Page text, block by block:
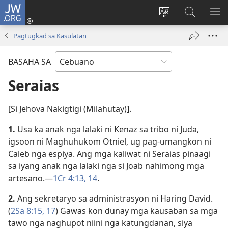
JW.ORG
Ilisi
pinulongan
sa
site
Log
ug
Pangitaa
sa
JW.ORG
Pagtugkad sa Kasulatan
BASAHA SA
Seraias
[Si Jehova Nakigtigi (Milahutay)].
1. Usa ka anak nga lalaki ni Kenaz sa tribo ni Juda,
igsoon ni Maghuhukom Otniel, ug pag-umangkon ni
Caleb nga espiya. Ang mga kaliwat ni Seraias pinaagi
sa iyang anak nga lalaki nga si Joab nahimong mga
artesano.​—1Cr 4:​13, 14.
2. Ang sekretaryo sa administrasyon ni Haring David.
(2Sa 8:​15, 17) Gawas kon dunay mga kausaban sa mga
tawo nga naghupot niini nga katungdanan, siya